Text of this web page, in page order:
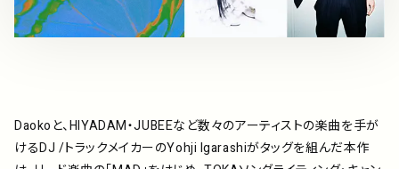
Daokoと、HIYADAM・JUBEEなど数々のアーティストの楽曲を手が
けるDJ /トラックメイカーのYohji Igarashiがタッグを組んだ本作